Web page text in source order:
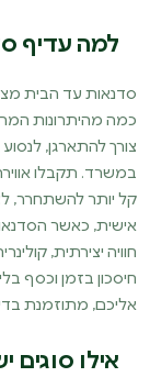
למה עדיף
סדנאות עד הבית
כמה מהיתרונות
צורך להתארגן,
במשרד. תקבלו
קל יותר להשתחרר,
אישית, כאשר
חוויה יצירתית,
חיסכון בזמן וכסף
אליכם, מתוזמנת
אילו סוגים